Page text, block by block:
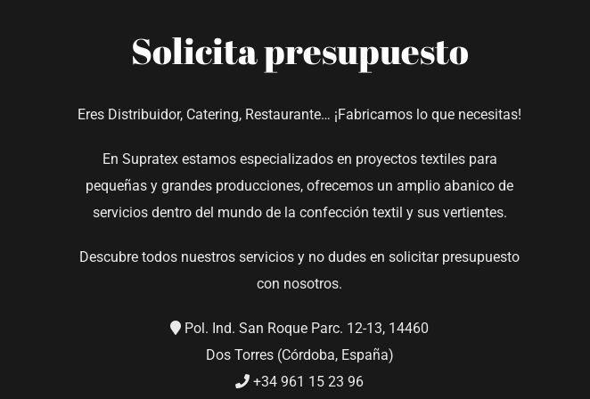
Solicita presupuesto
Eres Distribuidor, Catering, Restaurante… ¡Fabricamos lo que necesitas!
En Supratex estamos especializados en proyectos textiles para
pequeñas y grandes producciones, ofrecemos un amplio abanico de
servicios dentro del mundo de la confección textil y sus vertientes.
Descubre todos nuestros servicios y no dudes en solicitar presupuesto
con nosotros.
Pol. Ind. San Roque Parc. 12-13, 14460
Dos Torres (Córdoba, España)
+34 961 15 23 96